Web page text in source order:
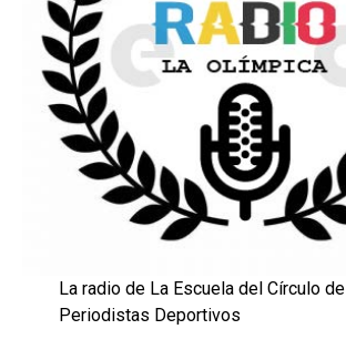
La radio de La Escuela del Círculo de
Periodistas Deportivos